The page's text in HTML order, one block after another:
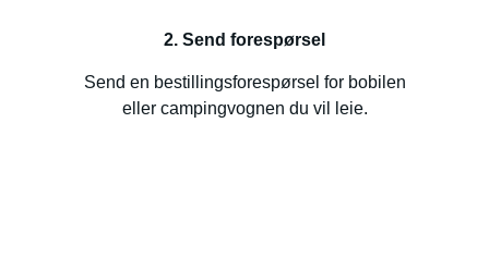
2. Send forespørsel
Send en bestillingsforespørsel for bobilen
eller campingvognen du vil leie.